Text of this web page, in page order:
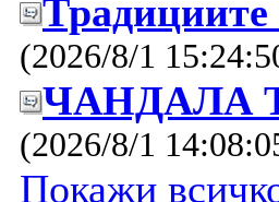
(2026/8/1
ЧАНДАЛА
(2026/8/1
Покажи